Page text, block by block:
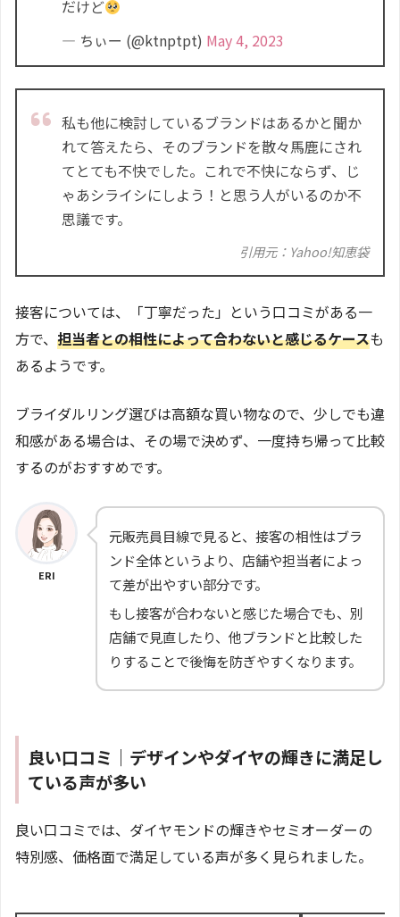
だけど
— ちぃー (@ktnptpt) May 4, 2023
私も他に検討しているブランドはあるかと聞か
れて答えたら、そのブランドを散々馬鹿にされ
てとても不快でした。これで不快にならず、じ
ゃあシライシにしよう！と思う人がいるのか不
思議です。
引用元：Yahoo!知恵袋
接客については、「丁寧だった」という口コミがある一
方で、 担当者との相性によって合わないと感じるケースも
あるようです。
ブライダルリング選びは高額な買い物なので、少しでも違
和感がある場合は、その場で決めず、一度持ち帰って比較
するのがおすすめです。
ERI
元販売員目線で見ると、接客の相性はブラ
ンド全体というより、店舗や担当者によっ
て差が出やすい部分です。
もし接客が合わないと感じた場合でも、別
店舗で見直したり、他ブランドと比較した
りすることで後悔を防ぎやすくなります。
良い口コミ｜デザインやダイヤの輝きに満足し
ている声が多い
良い口コミでは、ダイヤモンドの輝きやセミオーダーの
特別感、価格面で満足している声が多く見られました。